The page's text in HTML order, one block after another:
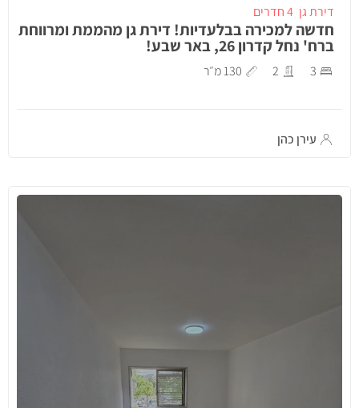
דירת גן 4 חדרים
חדשה למכירה בבלעדיות! דירת גן מהממת ומרווחת
ברח' נחל קדרון 26, באר שבע!
3
2 130 מ״ר
עירן כהן